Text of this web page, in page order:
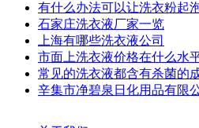
有什么办法可以让洗衣粉起
石家庄洗衣液厂家一览
上海有哪些洗衣液公司
市面上洗衣液价格在什么水
常见的洗衣液都含有杀菌的
辛集市净碧泉日化用品有限